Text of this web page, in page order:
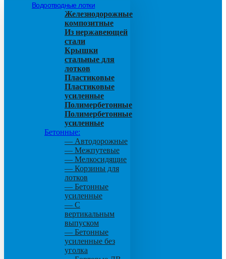
Водоотводные лотки
Железнодорожные
композитные
Из нержавеющей
стали
Крышки
стальные для
лотков
Пластиковые
Пластиковые
усиленные
Полимербетонные
Полимербетонные
усиленные
Бетонные:
— Автодорожные
— Межпутевые
— Мелкосидящие
— Корзины для
лотков
— Бетонные
усиленные
— С
вертикальным
выпуском
— Бетонные
усиленные без
уголка